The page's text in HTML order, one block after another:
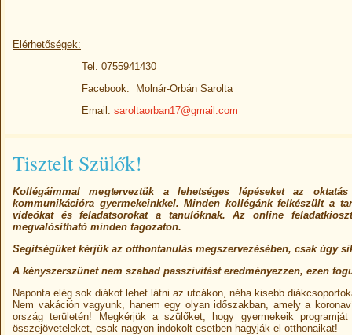
Elérhetőségek:
Tel. 0755941430
Facebook. Molnár-Orbán Sarolta
Email. saroltaorban17@gmail.com
Tisztelt Szülők!
Kollégáimmal megterveztük a lehetséges lépéseket az
kommunikációra gyermekeinkkel. Minden kollégánk felkészült a
videókat és feladatsorokat a tanulóknak. Az online
megvalósítható minden tagozaton.
Segítségüket kérjük az otthontanulás megszervezésében, csak úgy
A kényszerszünet nem szabad passzivitást eredményezzen, ezen
Naponta elég sok diákot lehet látni az utcákon, néha kisebb
Nem vakáción vagyunk, hanem egy olyan időszakban, amely a
ország területén! Megkérjük a szülőket, hogy gyermekeik
összejöveteleket, csak nagyon indokolt esetben hagyják el otthonaikat!